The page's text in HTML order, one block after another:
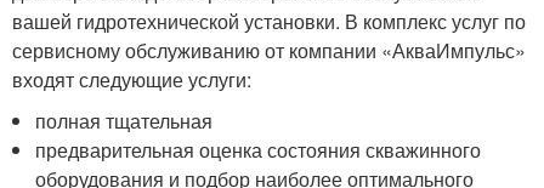
вашей гидротехнической установки. В комплекс услуг по
сервисному обслуживанию от компании «АкваИмпульс»
входят следующие услуги:
полная тщательная
предварительная оценка состояния скважинного
оборудования и подбор наиболее оптимального